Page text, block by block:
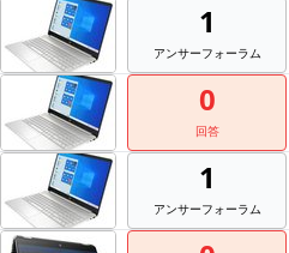
1
アンサーフォーラム
0
回答
1
アンサーフォーラム